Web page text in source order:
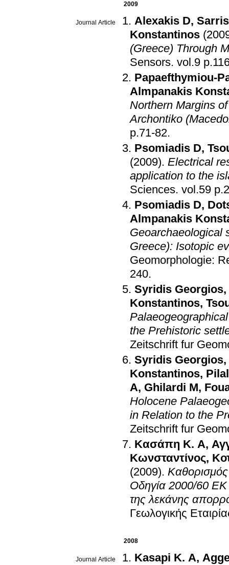
2009
Journal Article Alexakis D,
Konstantinos
(Greece) Through
Sensors.
vol.9
Papaefthymiou-
Almpanakis
Northern Margins
Archontiko
p.71-82.
Psomiadis D,
(2009). Electrical
application to the
Sciences.
Psomiadis D,
Almpanakis
Geoarchaeological
Greece): Isotopic
Geomorphologie:
240.
Syridis Georgios,
Konstantinos,
the Prehistoric
Zeitschrift fur
Syridis Georgios,
Konstantinos,
A, Ghilardi M,
Holocene
in Relation to the
Zeitschrift fur
Κασάπη Κ. Α,
Κωνσταντίνος,
(2009).
Οδηγία 2000/60 ΕΚ
της λεκάνης
Γεωλογικής
2008
Journal Article Kasapi Κ. Α,